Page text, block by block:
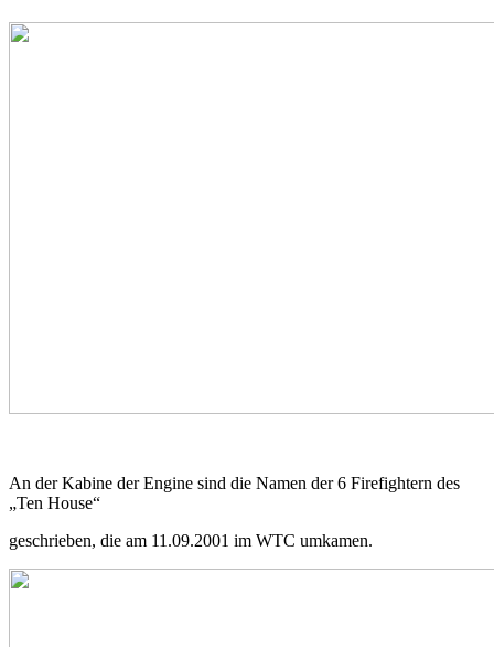
An der Kabine der Engine sind die Namen der 6 Firefightern des
„Ten House“
geschrieben, die am 11.09.2001 im WTC umkamen.